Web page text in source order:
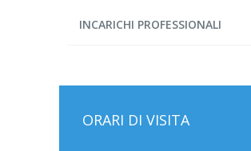
INCARICHI PROFESSIONALI
ORARI DI VISITA